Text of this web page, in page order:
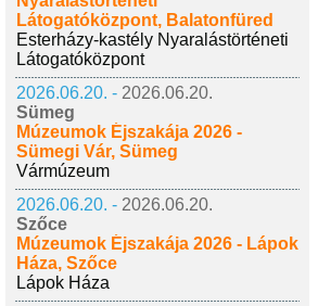
Látogatóközpont, Balatonfüred
Esterházy-kastély Nyaralástörténeti
Látogatóközpont
2026.06.20. - 2026.06.20.
Sümeg
Múzeumok Éjszakája 2026 -
Sümegi Vár, Sümeg
Vármúzeum
2026.06.20. - 2026.06.20.
Szőce
Múzeumok Éjszakája 2026 - Lápok
Háza, Szőce
Lápok Háza